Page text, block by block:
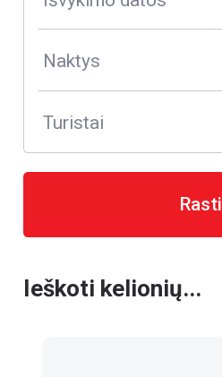
Naktys
Turistai
Rasti
Ieškoti kelionių...